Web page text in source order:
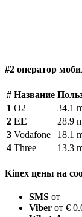
#2 оператор
# Название
1 O2
34.1
2 EE
28.9
3 Vodafone
18.1
4 Three 13.3
Kinex цены на
SMS от
Viber от €